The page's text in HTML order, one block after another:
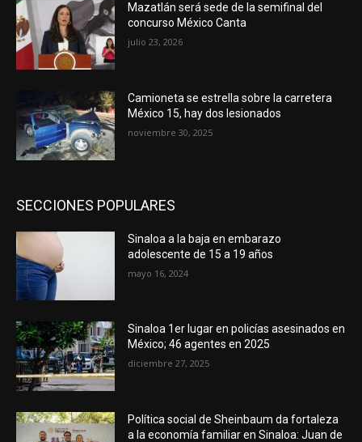
Mazatlán será sede de la semifinal del
concurso México Canta
julio 23, 2026
Camioneta se estrella sobre la carretera
México 15, hay dos lesionados
noviembre 30, 2025
SECCIONES POPULARES
Sinaloa a la baja en embarazo
adolescente de 15 a 19 años
mayo 16, 2024
Sinaloa 1er lugar en policías asesinados en
México; 46 agentes en 2025
diciembre 27, 2025
Política social de Sheinbaum da fortaleza
a la economía familiar en Sinaloa: Juan de